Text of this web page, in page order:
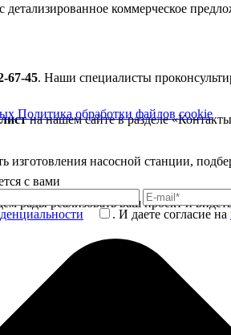
коммерческое
67-45. Наши специалисты
на нашем сайте в разделе
насосной станции,
рады реализовать ваш проект и
Политика обработки файлов cookie
с вами
. И даете согласие на